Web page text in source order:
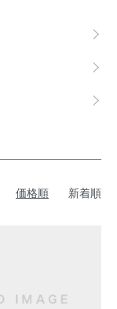
価格順 新着順